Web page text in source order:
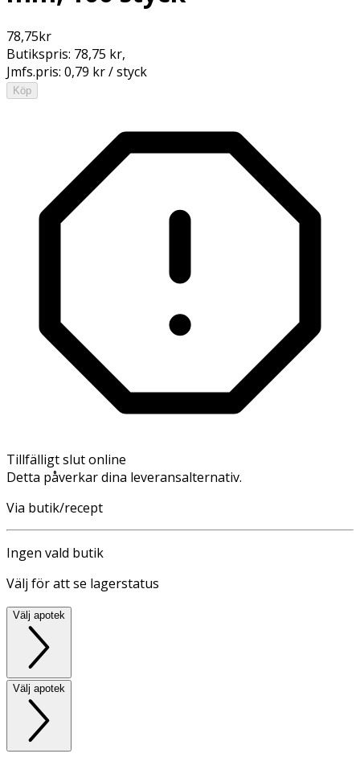
78,75kr
Butikspris: 78,75 kr,
Jmfs.pris: 0,79 kr / styck
Köp
Tillfälligt slut online
Detta påverkar dina leveransalternativ.
Via butik/recept
Ingen vald butik
Välj för att se lagerstatus
Välj apotek
Välj apotek